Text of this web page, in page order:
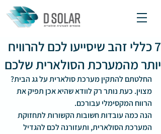
7 כללי זהב שיסייעו לכם להרוויח
יותר מהמערכת הסולארית שלכם
החלטתם להתקין מערכת סולארית על גג הבית?
מצוין. כעת נותר רק לוודא שהיא אכן תפיק את
הרווח המקסימלי עבורכם.
הנה כמה עובדות חשובות הקשורות לתחזוקת
המערכת הסולארית, ותעזורנה לכם להגדיל